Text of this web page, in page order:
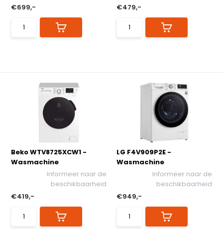
€699,-
€479,-
Beko WTV8725XCW1 -
Wasmachine
Informeer naar de
beschikbaarheid
€419,-
LG F4V909P2E -
Wasmachine
Informeer naar de
beschikbaarheid
€949,-